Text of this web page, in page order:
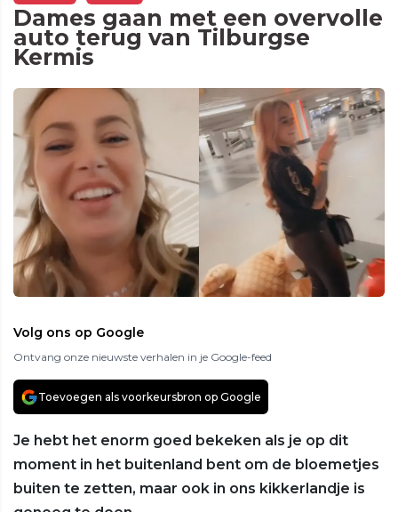
Dames gaan met een overvolle
auto terug van Tilburgse
Kermis
Volg ons op Google
Ontvang onze nieuwste verhalen in je Google-feed
Toevoegen als voorkeursbron op Google
Je hebt het enorm goed bekeken als je op dit
moment in het buitenland bent om de bloemetjes
buiten te zetten, maar ook in ons kikkerlandje is